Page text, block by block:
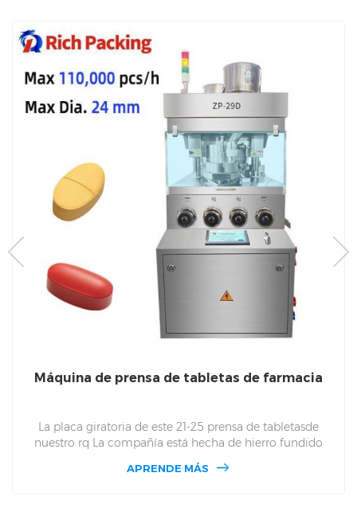
Máquina de prensa de tabletas de farmacia
La placa giratoria de este 21-25 prensa de tabletasde
nuestro rq La compañía está hecha de hierro fundido
bajo el sol y la lluvia. Este Es una pieza completa de hierro
APRENDE MÁS